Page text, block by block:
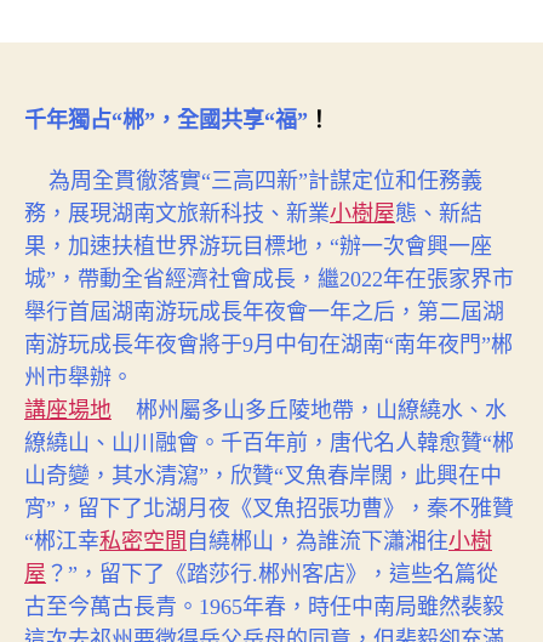
期
室
獨
占
“郴”，
全
國
共
享
中
千年獨占“郴”， 全國共享“福” ！
為周全貫徹落實“三高四新”計謀定位和任務義
務，展現湖南文旅新科技、新業小樹屋態、新結
果，加速扶植世界游玩目標地，“辦一次會興一座
城”，帶動全省經濟社會成長，繼2022年在張家界市
舉行首屆湖南游玩成長年夜會一年之后，第二屆湖
南游玩成長年夜會將于9月中旬在湖南“南年夜門”郴
州市舉辦。
講座場地 郴州屬多山多丘陵地帶，山繚繞水、水
繚繞山、山川融會。千百年前，唐代名人韓愈贊“郴
山奇變，其水清瀉”，欣贊“叉魚春岸闊，此興在中
宵”，留下了北湖月夜《叉魚招張功曹》，秦不雅贊
“郴江幸私密空間 自繞郴山，為誰流下瀟湘往小樹
屋 ？”，留下了《踏莎行.郴州客店》，這些名篇從
古至今萬古長青。1965年春，時任中南局雖然裴毅